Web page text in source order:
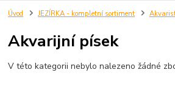
Úvod JEZÍRKA - kompletní sortiment
Akvarijní písek
V této kategorii nebylo nalezeno žádné